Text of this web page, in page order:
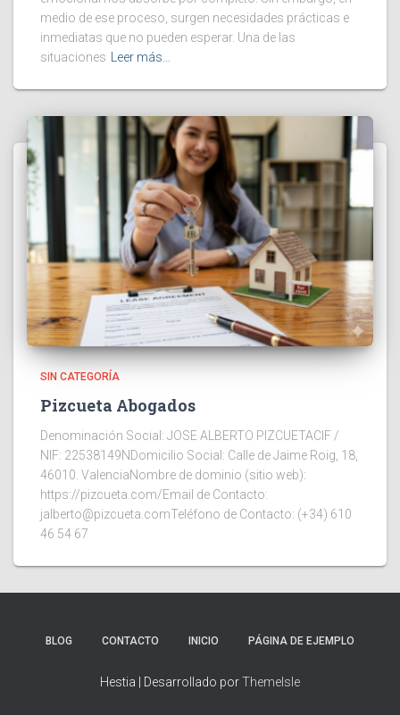
medio de ese proceso, surgen necesidades prácticas e
inmediatas que no pueden esperar. Una de las
situaciones
Leer más…
SIN CATEGORÍA
Pizcueta Abogados
Denominación Social: JOSE ALBERTO PIZCUETACIF /
NIF: 22538149NDomicilio Social: Calle de Jaime Roig, 18,
46010. ValenciaNombre de dominio (sitio web):
https://pizcueta.com/Email de Contacto:
jalberto@pizcueta.comTeléfono de Contacto: (+34) 610
46 54 67
BLOG CONTACTO INICIO PÁGINA DE EJEMPLO
Hestia | Desarrollado porThemeIsle